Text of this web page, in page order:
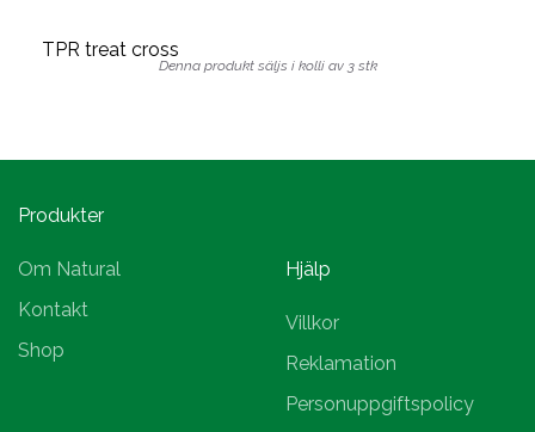
TPR treat cross
Denna produkt säljs i kolli av 3 stk
Produkter
Om Natural
Kontakt
Shop
Hjälp
Villkor
Reklamation
Personuppgiftspolicy